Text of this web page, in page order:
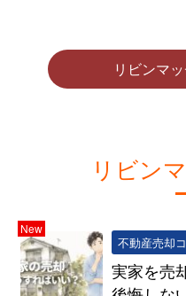
リビンマ
リビン
不動産売却
New
実家を売